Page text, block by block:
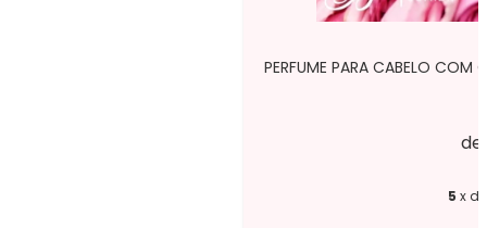
PERFUME PARA CABELO COM
de
5 x